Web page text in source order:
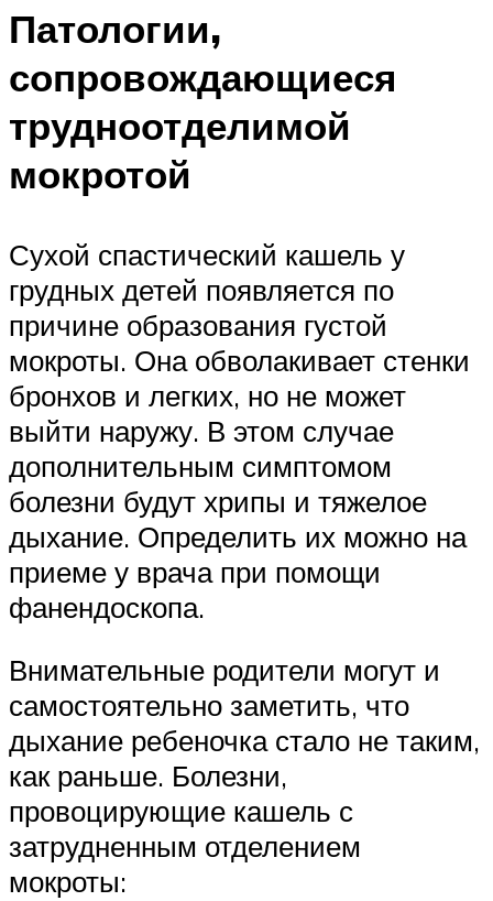
Патологии,
сопровождающиеся
трудноотделимой
мокротой
Сухой спастический кашель у
грудных детей появляется по
причине образования густой
мокроты. Она обволакивает стенки
бронхов и легких, но не может
выйти наружу. В этом случае
дополнительным симптомом
болезни будут хрипы и тяжелое
дыхание. Определить их можно на
приеме у врача при помощи
фанендоскопа.
Внимательные родители могут и
самостоятельно заметить, что
дыхание ребеночка стало не таким,
как раньше. Болезни,
провоцирующие кашель с
затрудненным отделением
мокроты: